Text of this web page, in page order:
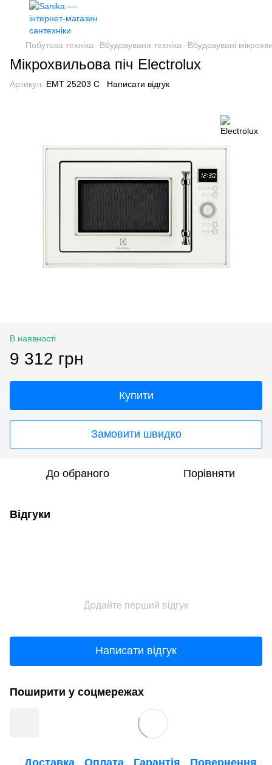
Побутова техніка Вбудовувана техніка Вбудовувані
Мікрохвильова піч Electrolux
Артикул: EMT 25203 C Написати відгук
В наявності
9 312 грн
Купити
Замовити швидко
До обраного Порівняти
Відгуки
Додайте перший відгук
Написати відгук
Поширити у соцмережах